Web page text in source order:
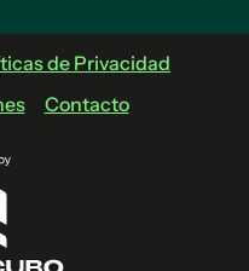
de Privacidad
Contacto